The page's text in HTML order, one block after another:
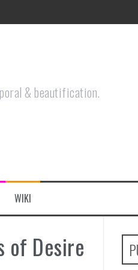
online
estão a ocorrer
de Janeiro
& beautification.
WIKI
of Desire